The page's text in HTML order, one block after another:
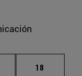
Páginas intermedias
Página
18